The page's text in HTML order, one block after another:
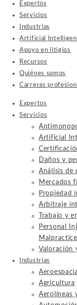
Expertos
Servicios
Industrias
Artificial
Apoyo en litigios
Recursos
Quiénes somos
Carreras
Expertos
Servicios
Artificial
Daños y
Análisis de
Mercados
Propiedad
Arbitraje
Trabajo y
Personal
Malpractice
Valoración
Industrias
Agricultura
Aerolíneas